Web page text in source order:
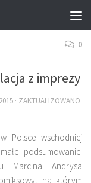
0
z imprezy
· ZAKTUALIZOWANO
Polsce wschodniej
podsumowanie.
Marcina Andrysa
na którym